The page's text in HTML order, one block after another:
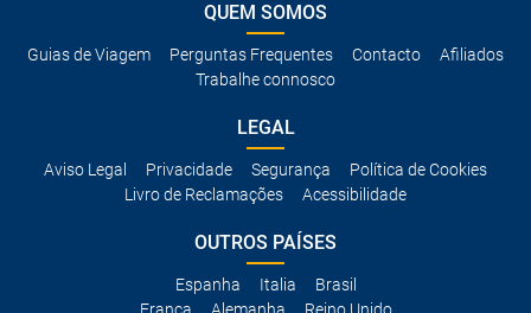
QUEM SOMOS
Guias de Viagem Perguntas Frequentes Contacto
Afiliados
Trabalhe connosco
LEGAL
Aviso Legal Privacidade Segurança
Política de Cookies
Livro de Reclamações
Acessibilidade
OUTROS PAÍSES
Espanha Italia
Brasil